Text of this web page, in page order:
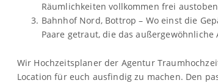
Räumlichkeiten vollkommen frei
Bahnhof Nord, Bottrop – Wo einst die
Paare getraut, die das
Wir Hochzeitsplaner der Agentur
Location für euch ausfindig zu machen. Den